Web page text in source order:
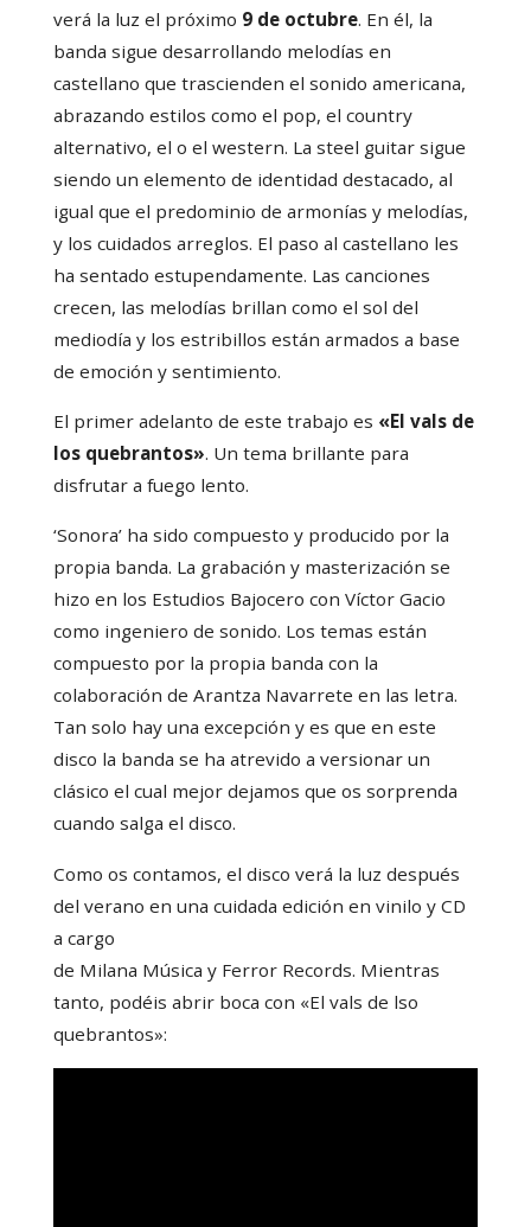
verá la luz el próximo 9 de octubre. En él, la
banda sigue desarrollando melodías en
castellano que trascienden el sonido americana,
abrazando estilos como el pop, el country
alternativo, el o el western. La steel guitar sigue
siendo un elemento de identidad destacado, al
igual que el predominio de armonías y melodías,
y los cuidados arreglos. El paso al castellano les
ha sentado estupendamente. Las canciones
crecen, las melodías brillan como el sol del
mediodía y los estribillos están armados a base
de emoción y sentimiento.
El primer adelanto de este trabajo es «El vals de
los quebrantos». Un tema brillante para
disfrutar a fuego lento.
‘Sonora’ ha sido compuesto y producido por la
propia banda. La grabación y masterización se
hizo en los Estudios Bajocero con Víctor Gacio
como ingeniero de sonido. Los temas están
compuesto por la propia banda con la
colaboración de Arantza Navarrete en las letra.
Tan solo hay una excepción y es que en este
disco la banda se ha atrevido a versionar un
clásico el cual mejor dejamos que os sorprenda
cuando salga el disco.
Como os contamos, el disco verá la luz después
del verano en una cuidada edición en vinilo y CD
a cargo
de Milana Música y Ferror Records. Mientras
tanto, podéis abrir boca con «El vals de lso
quebrantos»: